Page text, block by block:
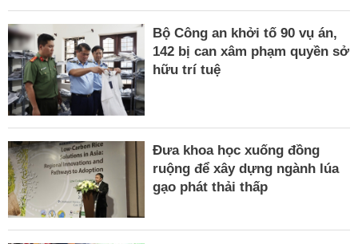
Bộ Công an khởi tố 90 vụ án,
142 bị can xâm phạm quyền sở
hữu trí tuệ
Đưa khoa học xuống đồng
ruộng để xây dựng ngành lúa
gạo phát thải thấp